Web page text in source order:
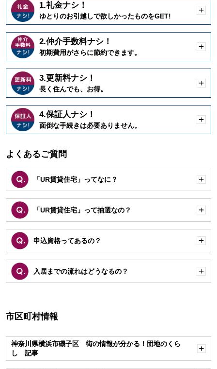
1.礼金ナシ！
ゆとりのお引越しで欲しかったものをGET!
く
2.仲介手数料ナシ！
初期費用がさらに節約できます。
く
3.更新料ナシ！
長く住んでも、お得。
く
4.保証人ナシ！
面倒な手続きは必要ありません。
く
よくあるご質問
「UR賃貸住宅」ってなに？
く
「UR賃貸住宅」って抽選なの？
く
申込資格ってあるの？
く
入居までの流れはどうなるの？
く
市区町村情報
神奈川県横浜市磯子区 街の情報が分かる！団地のくら
し 記事
く